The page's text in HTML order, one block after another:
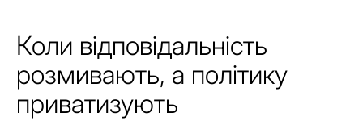
Коли відповідальність
розмивають, а політику
приватизують